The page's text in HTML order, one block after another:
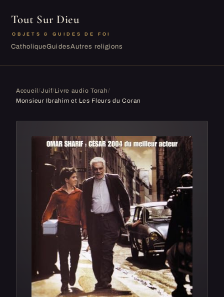
Tout Sur Dieu
OBJETS & GUIDES DE FOI
CatholiqueGuidesAutres religions
Accueil/Juif/Livre audio Torah/
Monsieur Ibrahim et Les Fleurs du Coran